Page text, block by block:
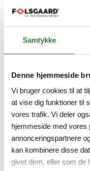
Samtykke
Denne hjemmeside
Vi bruger cookies til at
at vise dig funktioner til
vores trafik. Vi deler
hjemmeside med vores
annonceringspartnere
kan kombinere disse
givet dem, eller som de
VAS22-
Product number:
Valve connector A
length: 5.0 m,
retardant, Resistant
Resistant to
Minimum order